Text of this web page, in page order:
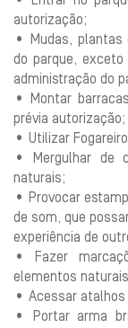
autorização;
• Mudas, plantas
do parque,
administração do
• Montar
prévia autorização;
• Utilizar
• Mergulhar de
naturais;
• Provocar
de som, que
experiência de
• Fazer
elementos
• Acessar
• Portar arma